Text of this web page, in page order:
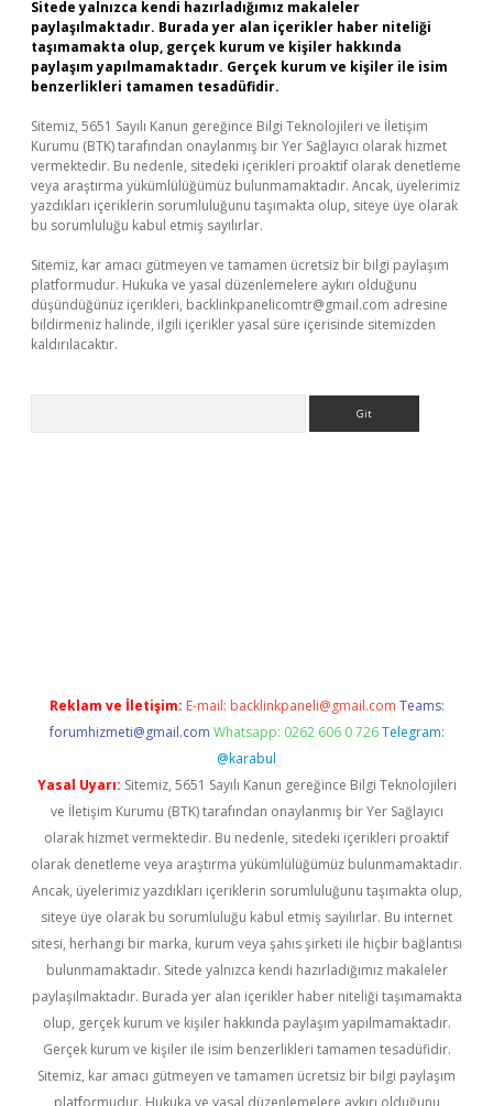
Sitede yalnızca kendi hazırladığımız makaleler
paylaşılmaktadır. Burada yer alan içerikler haber niteliği
taşımamakta olup, gerçek kurum ve kişiler hakkında
paylaşım yapılmamaktadır. Gerçek kurum ve kişiler ile isim
benzerlikleri tamamen tesadüfidir.
Sitemiz, 5651 Sayılı Kanun gereğince Bilgi Teknolojileri ve İletişim
Kurumu (BTK) tarafından onaylanmış bir Yer Sağlayıcı olarak hizmet
vermektedir. Bu nedenle, sitedeki içerikleri proaktif olarak denetleme
veya araştırma yükümlülüğümüz bulunmamaktadır. Ancak, üyelerimiz
yazdıkları içeriklerin sorumluluğunu taşımakta olup, siteye üye olarak
bu sorumluluğu kabul etmiş sayılırlar.
Sitemiz, kar amacı gütmeyen ve tamamen ücretsiz bir bilgi paylaşım
platformudur. Hukuka ve yasal düzenlemelere aykırı olduğunu
düşündüğünüz içerikleri, backlinkpanelicomtr@gmail.com adresine
bildirmeniz halinde, ilgili içerikler yasal süre içerisinde sitemizden
kaldırılacaktır.
Reklam ve İletişim: E-mail: backlinkpaneli@gmail.com Teams:
forumhizmeti@gmail.com Whatsapp: 0262 606 0 726 Telegram:
@karabul
Yasal Uyarı: Sitemiz, 5651 Sayılı Kanun gereğince Bilgi Teknolojileri
ve İletişim Kurumu (BTK) tarafından onaylanmış bir Yer Sağlayıcı
olarak hizmet vermektedir. Bu nedenle, sitedeki içerikleri proaktif
olarak denetleme veya araştırma yükümlülüğümüz bulunmamaktadır.
Ancak, üyelerimiz yazdıkları içeriklerin sorumluluğunu taşımakta olup,
siteye üye olarak bu sorumluluğu kabul etmiş sayılırlar. Bu internet
sitesi, herhangi bir marka, kurum veya şahıs şirketi ile hiçbir bağlantısı
bulunmamaktadır. Sitede yalnızca kendi hazırladığımız makaleler
paylaşılmaktadır. Burada yer alan içerikler haber niteliği taşımamakta
olup, gerçek kurum ve kişiler hakkında paylaşım yapılmamaktadır.
Gerçek kurum ve kişiler ile isim benzerlikleri tamamen tesadüfidir.
Sitemiz, kar amacı gütmeyen ve tamamen ücretsiz bir bilgi paylaşım
platformudur. Hukuka ve yasal düzenlemelere aykırı olduğunu